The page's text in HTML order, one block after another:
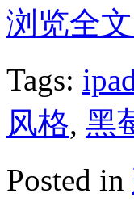
浏览全
Tags:
风格, 黑
Posted in